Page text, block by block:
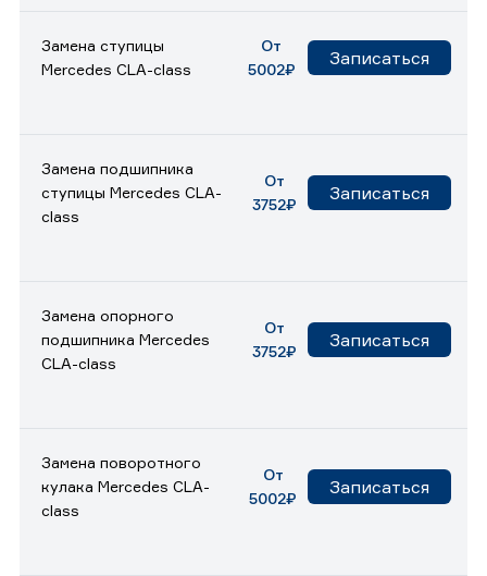
Замена ступицы
Mercedes CLA-class
От
5002₽
Записаться
Замена подшипника
ступицы Mercedes CLA-
class
От
3752₽
Записаться
Замена опорного
подшипника Mercedes
CLA-class
От
3752₽
Записаться
Замена поворотного
кулака Mercedes CLA-
class
От
5002₽
Записаться